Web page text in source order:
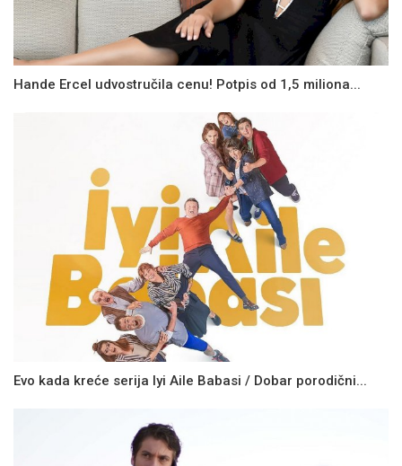
Hande Ercel udvostručila cenu! Potpis od 1,5 miliona...
Evo kada kreće serija Iyi Aile Babasi / Dobar porodični...